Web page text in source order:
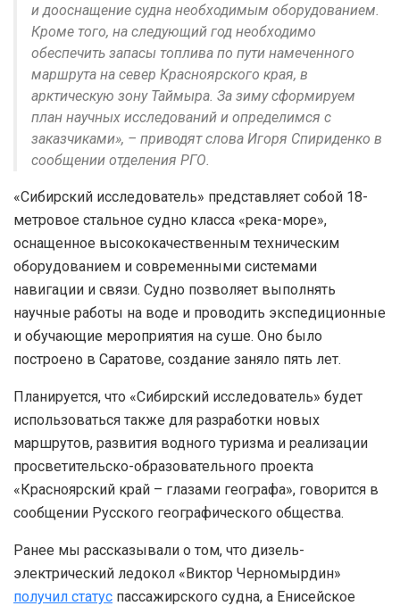
и дооснащение судна необходимым оборудованием.
Кроме того, на следующий год необходимо
обеспечить запасы топлива по пути намеченного
маршрута на север Красноярского края, в
арктическую зону Таймыра. За зиму сформируем
план научных исследований и определимся с
заказчиками», – приводят слова Игоря Спириденко в
сообщении отделения РГО.
«Сибирский исследователь» представляет собой 18-
метровое стальное судно класса «река-море»,
оснащенное высококачественным техническим
оборудованием и современными системами
навигации и связи. Судно позволяет выполнять
научные работы на воде и проводить экспедиционные
и обучающие мероприятия на суше. Оно было
построено в Саратове, создание заняло пять лет.
Планируется, что «Сибирский исследователь» будет
использоваться также для разработки новых
маршрутов, развития водного туризма и реализации
просветительско-образовательного проекта
«Красноярский край – глазами географа», говорится в
сообщении Русского географического общества.
Ранее мы рассказывали о том, что дизель-
электрический ледокол «Виктор Черномырдин»
получил статус пассажирского судна, а Енисейское